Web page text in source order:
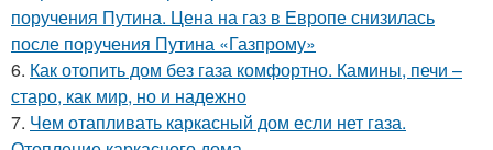
поручения Путина. Цена на газ в Европе снизилась
после поручения Путина «Газпрому»
6. Как отопить дом без газа комфортно. Камины, печи –
старо, как мир, но и надежно
7. Чем отапливать каркасный дом если нет газа.